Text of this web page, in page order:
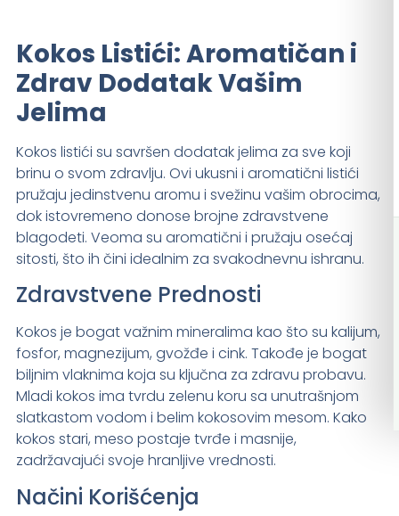
Kokos Listići: Aromatičan i
Zdrav Dodatak Vašim
Jelima
Kokos listići su savršen dodatak jelima za sve koji
brinu o svom zdravlju. Ovi ukusni i aromatični listići
pružaju jedinstvenu aromu i svežinu vašim obrocima,
dok istovremeno donose brojne zdravstvene
blagodeti. Veoma su aromatični i pružaju osećaj
sitosti, što ih čini idealnim za svakodnevnu ishranu.
Zdravstvene Prednosti
Kokos je bogat važnim mineralima kao što su kalijum,
fosfor, magnezijum, gvožđe i cink. Takođe je bogat
biljnim vlaknima koja su ključna za zdravu probavu.
Mladi kokos ima tvrdu zelenu koru sa unutrašnjom
slatkastom vodom i belim kokosovim mesom. Kako
kokos stari, meso postaje tvrđe i masnije,
zadržavajući svoje hranljive vrednosti.
Načini Korišćenja